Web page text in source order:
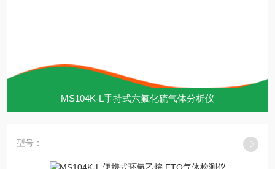
MS104K-L手持式六氟化硫气体分析仪
型号：